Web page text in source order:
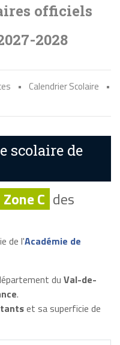
officiels
2028
• Calendrier Scolaire
•
scolaire de
Zone C des
de l'Académie de
du Val-de-
.
et sa superficie de